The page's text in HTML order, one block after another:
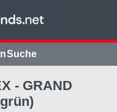
Suche
- GRAND